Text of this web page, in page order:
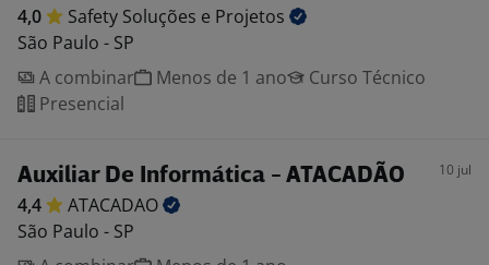
4,0 Safety Soluções e Projetos
São Paulo - SP
A combinar
Menos de 1 ano
Curso Técnico
Presencial
Auxiliar De Informática - ATACADÃO 10 jul
4,4
ATACADAO
São Paulo - SP